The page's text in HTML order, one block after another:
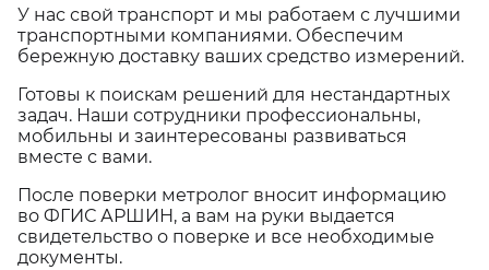
У нас свой транспорт и мы работаем с лучшими
транспортными компаниями. Обеспечим
бережную доставку ваших средство измерений.
Готовы к поискам решений для нестандартных
задач. Наши сотрудники профессиональны,
мобильны и заинтересованы развиваться
вместе с вами.
После поверки метролог вносит информацию
во ФГИС АРШИН, а вам на руки выдается
свидетельство о поверке и все необходимые
документы.